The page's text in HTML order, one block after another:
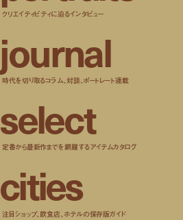
クリエイティビティに迫るインタビュー
journal
時代を切り取るコラム、対談、ポートレート連載
select
定番から最新作までを網羅するアイテムカタログ
cities
注目ショップ、飲食店、ホテルの保存版ガイド